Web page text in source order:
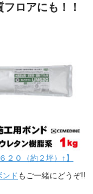
ロアにも！！
２０（約２坪）↑】
ンド もご一緒にどうぞ!!